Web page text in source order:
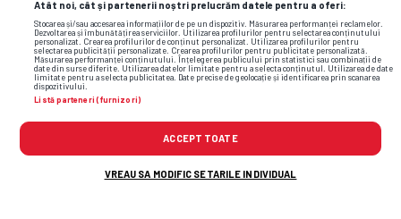
Atât noi, cât și partenerii noștri prelucrăm datele pentru a oferi:
Stocarea și/sau accesarea informațiilor de pe un dispozitiv. Măsurarea performanței reclamelor.
Dezvoltarea și îmbunătățirea serviciilor. Utilizarea profilurilor pentru selectarea conținutului
personalizat. Crearea profilurilor de conținut personalizat. Utilizarea profilurilor pentru
selectarea publicității personalizate. Crearea profilurilor pentru publicitate personalizată.
Măsurarea performanței conținutului. Înțelegerea publicului prin statistici sau combinații de
date din surse diferite. Utilizarea datelor limitate pentru a selecta conținutul. Utilizarea de date
limitate pentru a selecta publicitatea. Date precise de geolocație și identificarea prin scanarea
dispozitivului.
Listă parteneri (furnizori)
ACCEPT TOATE
VREAU SA MODIFIC SETARILE INDIVIDUAL